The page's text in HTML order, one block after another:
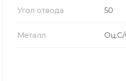
Угол отвода 50
Металл Оц.С/